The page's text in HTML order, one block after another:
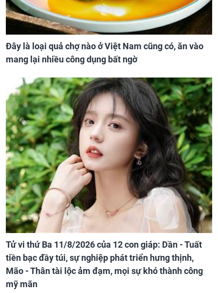
Đây là loại quả chợ nào ở Việt Nam cũng có, ăn vào
mang lại nhiều công dụng bất ngờ
Tử vi thứ Ba 11/8/2026 của 12 con giáp: Dần - Tuất
tiền bạc đầy túi, sự nghiệp phát triển hưng thịnh,
Mão - Thân tài lộc ảm đạm, mọi sự khó thành công
mỹ mãn